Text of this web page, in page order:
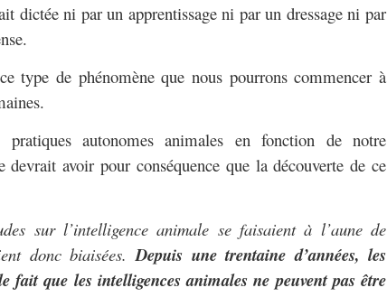
dictée ni par un apprentissage ni par un dressage ni par
type de phénomène que nous pourrons commencer à
autonomes animales en fonction de notre
devrait avoir pour conséquence que la découverte de ce
sur l’intelligence animale se faisaient à l’aune de
donc biaisées.Depuis une trentaine d’années, les
fait que les intelligences animales ne peuvent pas être